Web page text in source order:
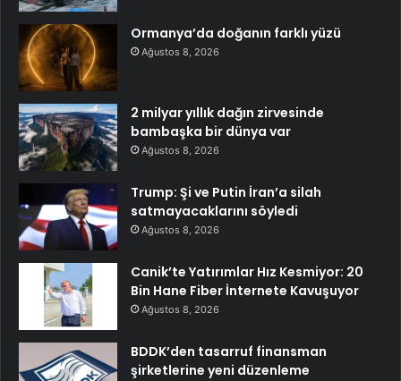
Ormanya’da doğanın farklı yüzü
Ağustos 8, 2026
2 milyar yıllık dağın zirvesinde
bambaşka bir dünya var
Ağustos 8, 2026
Trump: Şi ve Putin İran’a silah
satmayacaklarını söyledi
Ağustos 8, 2026
Canik’te Yatırımlar Hız Kesmiyor: 20
Bin Hane Fiber İnternete Kavuşuyor
Ağustos 8, 2026
BDDK’den tasarruf finansman
şirketlerine yeni düzenleme